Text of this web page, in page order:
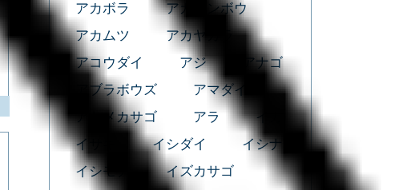
アカボラ
アカマンボウ
アカムツ
アカヤガラ
アコウダイ
アジ
アナゴ
アブラボウズ
アマダイ
アヤメカサゴ
アラ
イカ
イサキ
イシダイ
イシナギ
イシモチ
イズカサゴ